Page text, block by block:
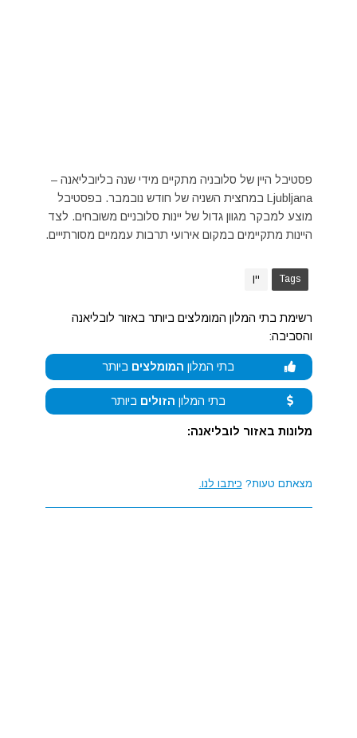
פסטיבל היין של סלובניה מתקיים מידי שנה בליובליאנה –
Ljubljana במחצית השניה של חודש נובמבר. בפסטיבל
מוצע למבקר מגוון גדול של יינות סלובניים משובחים. לצד
היינות מתקיימים במקום אירועי תרבות עממיים מסורתייים.
Tags יין
רשימת בתי המלון המומלצים ביותר באזור לובליאנה
והסביבה:
בתי המלון המומלצים ביותר
בתי המלון הזולים ביותר
מלונות באזור לובליאנה:
מצאתם טעות? כיתבו לנו.